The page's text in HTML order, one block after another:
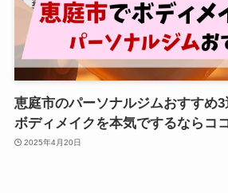
恵庭市のパーソナルジムおすすめ
ボディメイクを本気でするならコ
2025年4月20日